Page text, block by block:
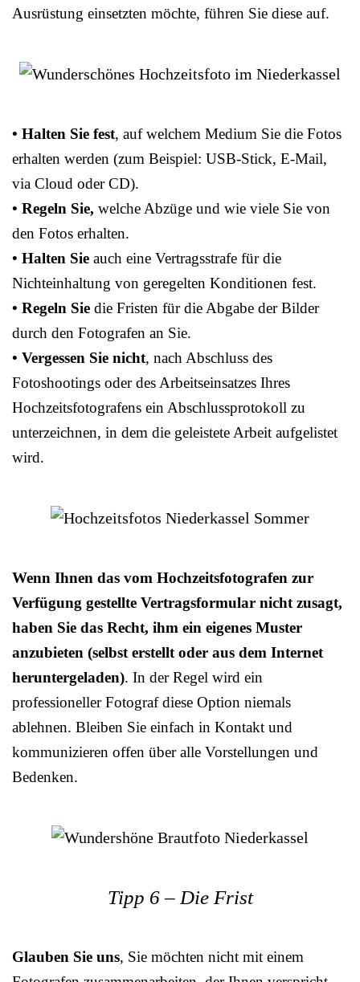
Ausrüstung einsetzten möchte, führen Sie diese auf.
• Halten Sie fest, auf welchem Medium Sie die Fotos
erhalten werden (zum Beispiel: USB-Stick, E-Mail,
via Cloud oder CD).
• Regeln Sie, welche Abzüge und wie viele Sie von
den Fotos erhalten.
• Halten Sie auch eine Vertragsstrafe für die
Nichteinhaltung von geregelten Konditionen fest.
• Regeln Sie die Fristen für die Abgabe der Bilder
durch den Fotografen an Sie.
• Vergessen Sie nicht, nach Abschluss des
Fotoshootings oder des Arbeitseinsatzes Ihres
Hochzeitsfotografens ein Abschlussprotokoll zu
unterzeichnen, in dem die geleistete Arbeit aufgelistet
wird.
Wenn Ihnen das vom Hochzeitsfotografen zur
Verfügung gestellte Vertragsformular nicht zusagt,
haben Sie das Recht, ihm ein eigenes Muster
anzubieten (selbst erstellt oder aus dem Internet
heruntergeladen). In der Regel wird ein
professioneller Fotograf diese Option niemals
ablehnen. Bleiben Sie einfach in Kontakt und
kommunizieren offen über alle Vorstellungen und
Bedenken.
Tipp 6 – Die Frist
Glauben Sie uns, Sie möchten nicht mit einem